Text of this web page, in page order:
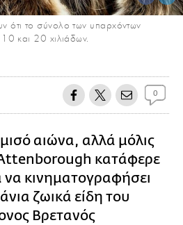
ότι το σύνολο των υπαρχόντων
10 και 20 χιλιάδων.
0
αιώνα, αλλά μόλις
κατάφερε
να κινηματογραφήσει
ζωικά είδη του
Βρετανός